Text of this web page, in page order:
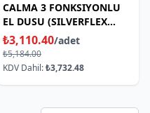
CALMA 3 FONKSIYONLU
EL DUSU (SILVERFLEX
HOR.)KROM
₺3,110.40/adet
₺5,184.00
KDV Dahil:₺3,732.48